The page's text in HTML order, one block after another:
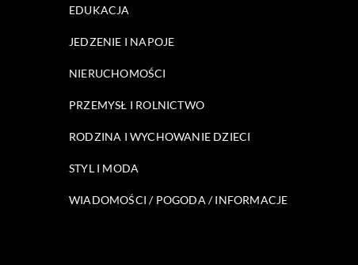
EDUKACJA
JEDZENIE I NAPOJE
NIERUCHOMOŚCI
PRZEMYSŁ I ROLNICTWO
RODZINA I WYCHOWANIE DZIECI
STYL I MODA
WIADOMOŚCI / POGODA / INFORMACJE